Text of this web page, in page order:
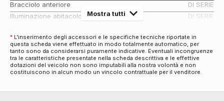
Bracciolo anteriore
DI SERIE
Illuminazione abitacolo
DI SERIE
Antifurti
Chiusura centralizzata
DI SERIE
Antifurto immobilizer
DI SERIE
Assetto e Sospensioni
Mostra tutti
* L'inserimento degli accessori e le specifiche tecniche riportate in
questa scheda viene effettuato in modo totalmente automatico, per
tanto sono da considerarsi puramente indicative. Eventuali incongruenze
tra le caratteristiche presentate nella scheda descrittiva e le effettive
dotazioni del veicolo non sono imputabili alla nostra volontà e non
costituiscono in alcun modo un vincolo contrattuale per il venditore.